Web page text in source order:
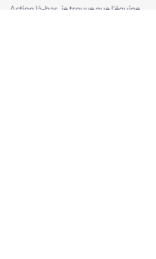
Action là-bas, je trouve que l’équipe